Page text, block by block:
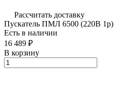
Рассчитать доставку
Пускатель ПМЛ 6500 (220В 1р)
Есть в наличии
16 489 ₽
В корзину